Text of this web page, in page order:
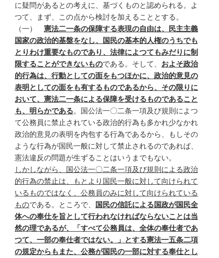
に疑問があるとの考えに、基づくものと認められる。よ
つて、まず、この点から検討を加えることとする。
（一） 憲法二一条の保障する表現の自由は、民主主義
国家の政治的基盤をなし、国民の基本的人権のうちでも
とりわけ重要なものであり、法律によつてもみだりに制
限することができないものである。そして、 およそ政治
的行為は、行動としての面をもつほかに、政治的意見の
表明としての面をも有するものであるから、その限りに
おいて、憲法二一条による保障を受けるものであること
も、明らかである。国公法一〇二条一項及び規則によつ
て公務員に禁止されている政治的行為も多かれ少なかれ
政治的意見の表明を内包する行為であるから、もしその
ような行為が国民一般に対して禁止されるのであれば、
憲法違反の問題が生ずることはいうまでもない。
しかしながら、国公法一〇二条一項及び規則による政治
的行為の禁止は、もとより国民一般に対して向けられて
いるものではなく、公務員のみに対して向けられている
ものである。ところで、
国民の信託による国政が国民全
体への奉仕を旨として行われなければならないことは当
然の理であるが、「すべて公務員は、全体の奉仕者であ
つて、一部の奉仕者ではない。」とする憲法一五条二項
の規定からもまた、公務が国民の一部に対する奉仕とし